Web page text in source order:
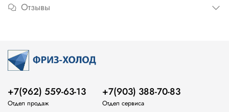
Отзывы
+7(962) 559-63-13
Отдел продаж
+7(903) 388-70-83
Отдел сервиса